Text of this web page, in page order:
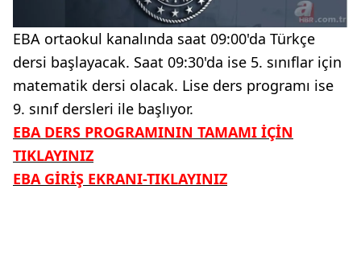
EBA ortaokul kanalında saat 09:00'da Türkçe
dersi başlayacak. Saat 09:30'da ise 5. sınıflar için
matematik dersi olacak. Lise ders programı ise
9. sınıf dersleri ile başlıyor.
EBA DERS PROGRAMININ TAMAMI İÇİN
TIKLAYINIZ
EBA GİRİŞ EKRANI-TIKLAYINIZ